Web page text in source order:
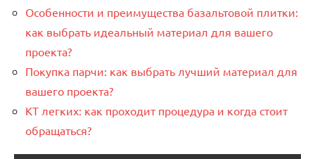
Особенности и преимущества базальтовой плитки:
как выбрать идеальный материал для вашего
проекта?
Покупка парчи: как выбрать лучший материал для
вашего проекта?
КТ легких: как проходит процедура и когда стоит
обращаться?